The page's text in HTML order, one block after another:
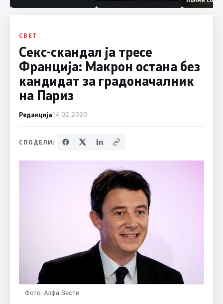
8, Македонија станува
СВЕТ
Секс-скандал ја тресе
Франција: Макрон остана без
кандидат за градоначалник
на Париз
Редакција14.02.2020
СПОДЕЛИ:
Фото: Алфа Вести